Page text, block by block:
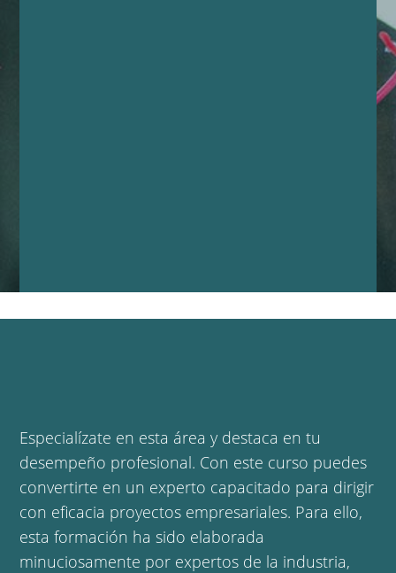
Especialízate en esta área y destaca en tu
desempeño profesional. Con este curso puedes
convertirte en un experto capacitado para dirigir
con eficacia proyectos empresariales. Para ello,
esta formación ha sido elaborada
minuciosamente por expertos de la industria,